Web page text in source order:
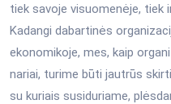
tiek savoje visuomenėje, tiek
Kadangi dabartinės
ekonomikoje, mes, kaip
nariai, turime būti jautrūs
su kuriais susiduriame,